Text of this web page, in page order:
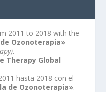
2011 to 2018 with the
Ozonoterapia»
.
Therapy Global
hasta 2018 con el
de Ozonoterapia».